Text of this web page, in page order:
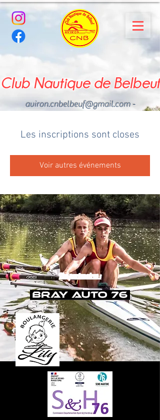
Club Nautique de Belbeuf
aviron.cnbelbeuf@gmail.com-
Les inscriptions sont closes
Voir autres événements
Nos partenaires :